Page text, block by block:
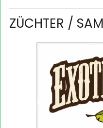
ZÜCHTER /